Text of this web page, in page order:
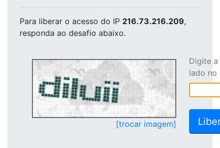
Para liberar o acesso do IP 216.73.216.209,
responda ao desafio abaixo.
[trocar imagem]
Digite
lado no